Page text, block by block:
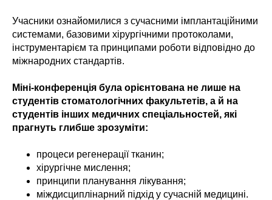
Учасники ознайомилися з сучасними імплантаційними
системами, базовими хірургічними протоколами,
інструментарієм та принципами роботи відповідно до
міжнародних стандартів.
Міні-конференція була орієнтована не лише на
студентів стоматологічних факультетів, а й на
студентів інших медичних спеціальностей, які
прагнуть глибше зрозуміти:
процеси регенерації тканин;
хірургічне мислення;
принципи планування лікування;
міждисциплінарний підхід у сучасній медицині.